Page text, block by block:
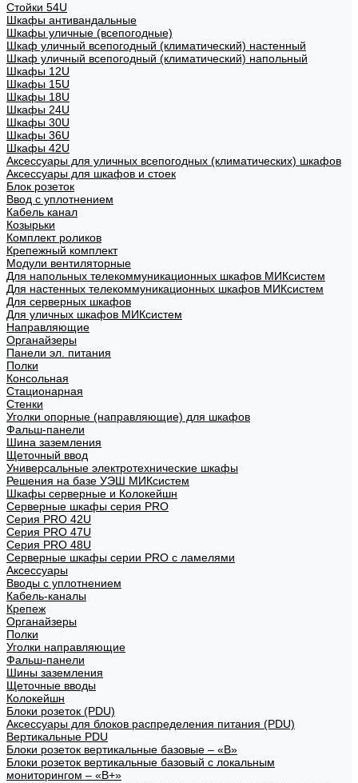
Стойки 54U
Шкафы антивандальные
Шкафы уличные (всепогодные)
Шкаф уличный всепогодный (климатический) настенный
Шкаф уличный всепогодный (климатический) напольный
Шкафы 12U
Шкафы 15U
Шкафы 18U
Шкафы 24U
Шкафы 30U
Шкафы 36U
Шкафы 42U
Аксессуары для уличных всепогодных (климатических) шкафов
Аксессуары для шкафов и стоек
Блок розеток
Ввод с уплотнением
Кабель канал
Козырьки
Комплект роликов
Крепежный комплект
Модули вентиляторные
Для напольных телекоммуникационных шкафов МИКсистем
Для настенных телекоммуникационных шкафов МИКсистем
Для серверных шкафов
Для уличных шкафов МИКсистем
Направляющие
Органайзеры
Панели эл. питания
Полки
Консольная
Стационарная
Стенки
Уголки опорные (направляющие) для шкафов
Фальш-панели
Шина заземления
Щеточный ввод
Универсальные электротехнические шкафы
Решения на базе УЭШ МИКсистем
Шкафы серверные и Колокейшн
Серверные шкафы серия PRO
Серия PRO 42U
Серия PRO 47U
Серия PRO 48U
Серверные шкафы серии PRO с ламелями
Аксессуары
Вводы с уплотнением
Кабель-каналы
Крепеж
Органайзеры
Полки
Уголки направляющие
Фальш-панели
Шины заземления
Щеточные вводы
Колокейшн
Блоки розеток (PDU)
Аксессуары для блоков распределения питания (PDU)
Вертикальные PDU
Блоки розеток вертикальные базовые – «В»
Блоки розеток вертикальные базовый с локальным
мониторингом – «В+»